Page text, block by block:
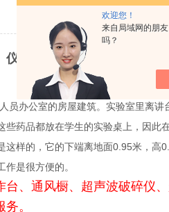
欢迎您！
来自局域网的朋
吗？
更新时间：2013-01-15
器药品储藏室、工作人员
公室的房屋建筑。实验室里离讲
药品都放在学生的实验桌上，因
样的，它的下端离地面0.95米，
是很方便的。
、通风橱、超声波破碎仪
。